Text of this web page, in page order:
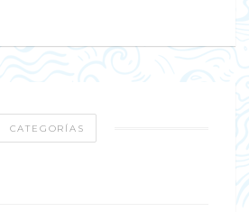
CATEGORÍAS